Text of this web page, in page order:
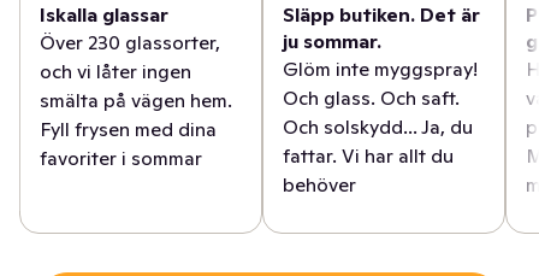
Iskalla glassar
Över 230 glassorter,
och vi låter ingen
smälta på vägen hem.
Fyll frysen med dina
favoriter i sommar
Släpp butiken. Det är
ju sommar.
Glöm inte myggspray!
Och glass. Och saft.
Och solskydd... Ja, du
fattar. Vi har allt du
behöver